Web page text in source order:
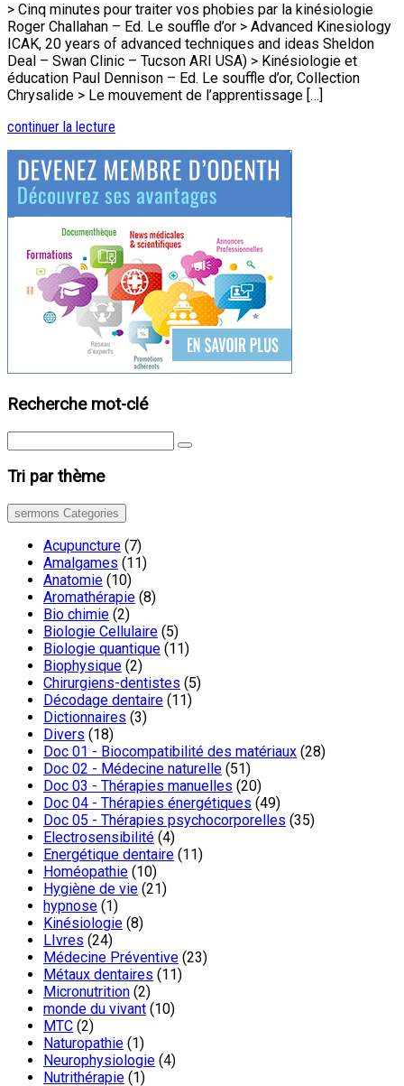
> Cinq minutes pour traiter vos phobies par la kinésiologie
Roger Challahan – Ed. Le souffle d’or > Advanced Kinesiology
ICAK, 20 years of advanced techniques and ideas Sheldon
Deal – Swan Clinic – Tucson ARI USA) > Kinésiologie et
éducation Paul Dennison – Ed. Le souffle d’or, Collection
Chrysalide > Le mouvement de l’apprentissage […]
continuer la lecture
Recherche mot-clé
Tri par thème
sermons Categories
Acupuncture (7)
Amalgames (11)
Anatomie (10)
Aromathérapie (8)
Bio chimie (2)
Biologie Cellulaire (5)
Biologie quantique (11)
Biophysique (2)
Chirurgiens-dentistes (5)
Décodage dentaire (11)
Dictionnaires (3)
Divers (18)
Doc 01 - Biocompatibilité des matériaux (28)
Doc 02 - Médecine naturelle (51)
Doc 03 - Thérapies manuelles (20)
Doc 04 - Thérapies énergétiques (49)
Doc 05 - Thérapies psychocorporelles (35)
Electrosensibilité (4)
Energétique dentaire (11)
Homéopathie (10)
Hygiène de vie (21)
hypnose (1)
Kinésiologie (8)
LIvres (24)
Médecine Préventive (23)
Métaux dentaires (11)
Micronutrition (2)
monde du vivant (10)
MTC (2)
Naturopathie (1)
Neurophysiologie (4)
Nutrithérapie (1)